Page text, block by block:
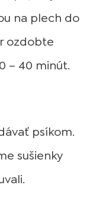
na plech do
ozdobte
– 40 minút.
psíkom.
sušienky